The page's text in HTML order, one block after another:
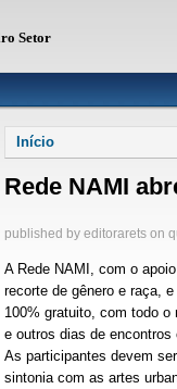
Setor
Você está aqui
Início
Rede NAMI
published by editorarets on
A Rede NAMI, com o
recorte de gênero e raça,
100% gratuito, com todo
e outros dias de
As participantes devem
sintonia com as artes